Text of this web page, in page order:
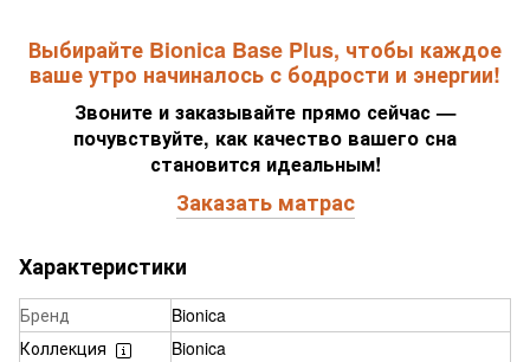
Выбирайте Bionica Base Plus, чтобы каждое
ваше утро начиналось с бодрости и энергии!
Звоните и заказывайте прямо сейчас —
почувствуйте, как качество вашего сна
становится идеальным!
Заказать матрас
Характеристики
Бренд
Bionica
Коллекция
Bionica